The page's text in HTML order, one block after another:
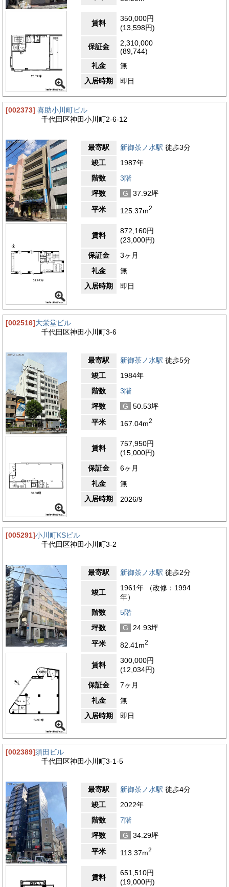
賃料
350,000円
(13,598円)
保証金
2,310,000
(89,744)
礼金
無
入居時期
即日
[002373] 喜助小川町ビル
千代田区神田小川町2-6-12
最寄駅 新御茶ノ水駅 徒歩3分
竣工
1987年
階数
3階
坪数
G
37.92坪
平米
125.37m2
賃料
872,160円
(23,000円)
保証金
3ヶ月
礼金
無
入居時期
即日
[002516]大栄堂ビル
千代田区神田小川町3-6
最寄駅 新御茶ノ水駅 徒歩5分
竣工
1984年
階数
3階
坪数
G
50.53坪
平米
167.04m2
賃料
757,950円
(15,000円)
保証金
6ヶ月
礼金
無
入居時期
2026/9
[005291]小川町KSビル
千代田区神田小川町3-2
最寄駅 新御茶ノ水駅 徒歩2分
竣工
1961年 （改修：1994
年）
階数
5階
坪数
G
24.93坪
平米
82.41m2
賃料
300,000円
(12,034円)
保証金
7ヶ月
礼金
無
入居時期
即日
[002389]須田ビル
千代田区神田小川町3-1-5
最寄駅 新御茶ノ水駅 徒歩4分
竣工
2022年
階数
7階
坪数
G
34.29坪
平米
113.37m2
賃料
651,510円
(19,000円)